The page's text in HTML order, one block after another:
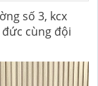
số 3, kcx
cùng đội